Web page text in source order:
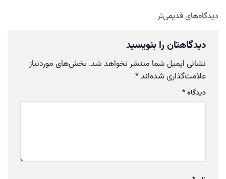
ناوبری
دیدگاه‌های قدیمی‌تر
دیدگاهتان را بنویسید
نشانی ایمیل شما منتشر نخواهد شد. بخش‌های موردنیاز
علامت‌گذاری شده‌اند*
دیدگاه*